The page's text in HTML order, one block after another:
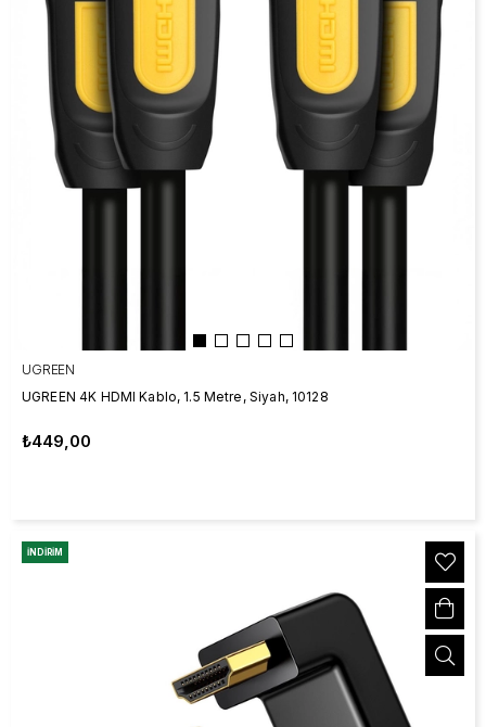
UGREEN
UGREEN 4K HDMI Kablo, 1.5 Metre, Siyah, 10128
₺449,00
İNDIRIM